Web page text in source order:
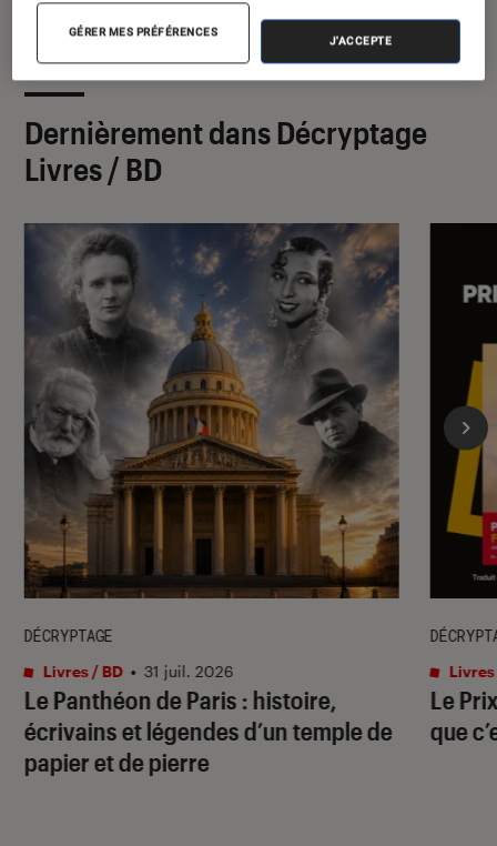
Dernièrement dans Décryptage
Livres / BD
Le Panthéon de Paris : histoire,
écrivains et légendes d’un temple de
papier et de pierre
DÉCRYPTAGE
Livres / BD • 31 juil. 2026
Le
que
Livres
GÉRER MES PRÉFÉRENCES
J'ACCEPTE